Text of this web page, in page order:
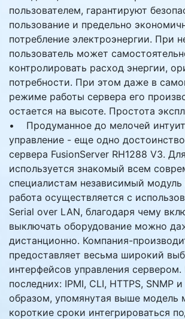
пользователем, гарантируют
пользование и предельно
потребление электроэнергии. При
пользователь может
контролировать расход энергии,
потребности. При этом даже в
режиме работы сервера его
остается на высоте. Простота
• Продуманное до мелочей
управление - еще одно
сервера FusionServer RH1288 V3.
используется знакомый всем
специалистам независимый модуль
работа осуществляется с
Serial over LAN, благодаря чему
выключать оборудование можно
дистанционно. Компания-
предоставляет весьма широкий
интерфейсов управления сервером.
последних: IPMI, CLI, HTTPS, SNMP
образом, упомянутая выше модель
короткие сроки интегрироваться